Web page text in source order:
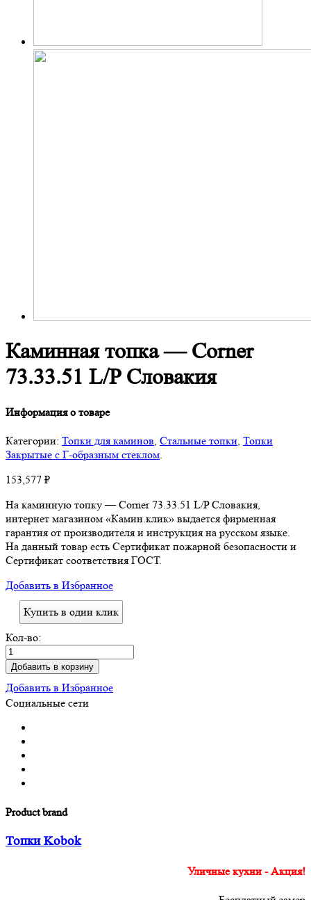
Каминная топка — Corner
73.33.51 L/P Словакия
Информация о товаре
Категории: Топки для каминов, Стальные топки, Топки
Закрытые с Г-образным стеклом.
153,577 ₽
На каминную топку — Corner 73.33.51 L/P Словакия,
интернет магазином «Камин.клик» выдается фирменная
гарантия от производителя и инструкция на русском языке.
На данный товар есть Сертификат пожарной безопасности и
Сертификат соответствия ГОСТ.
Добавить в Избранное
Купить в один клик
Кол-во:
Добавить в корзину
Добавить в Избранное
Социальные сети
Product brand
Топки Kobok
Уличные кухни - Акция!